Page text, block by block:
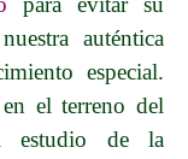
auténtica
especial.
el terreno del
estudio de la